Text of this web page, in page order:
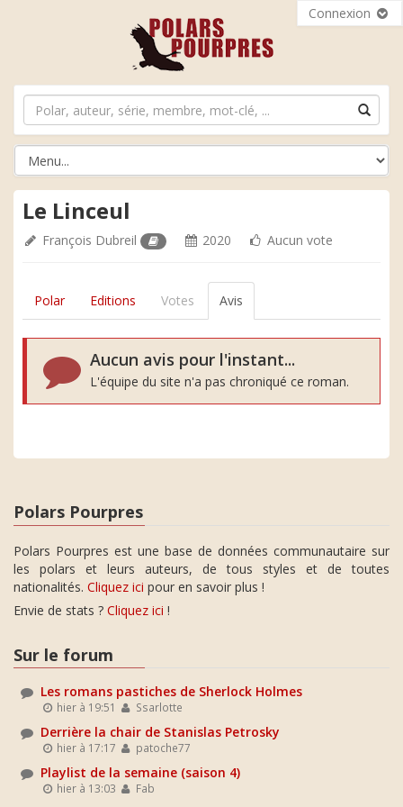
Connexion
Le Linceul
François Dubreil 2020 Aucun vote
Polar Editions Votes Avis
Aucun avis pour l'instant...
L'équipe du site n'a pas chroniqué ce roman.
Polars Pourpres
Polars Pourpres est une base de données communautaire sur
les polars et leurs auteurs, de tous styles et de toutes
nationalités. Cliquez ici pour en savoir plus !
Envie de stats ? Cliquez ici !
Sur le forum
Les romans pastiches de Sherlock Holmes
hier à 19:51 Ssarlotte
Derrière la chair de Stanislas Petrosky
hier à 17:17 patoche77
Playlist de la semaine (saison 4)
hier à 13:03 Fab